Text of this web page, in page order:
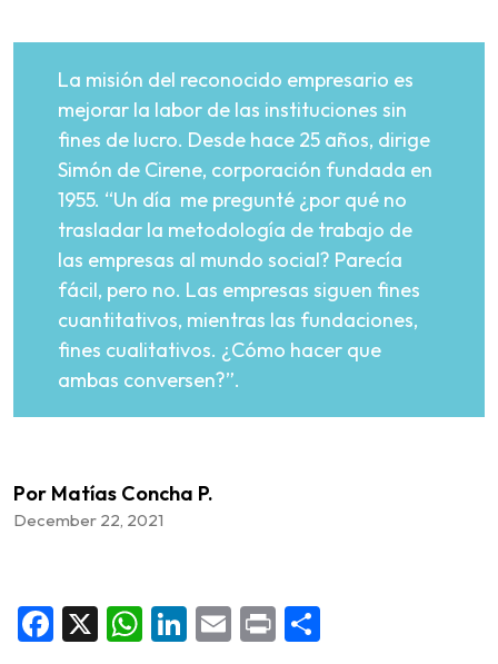
La misión del reconocido empresario es
mejorar la labor de las instituciones sin
fines de lucro. Desde hace 25 años, dirige
Simón de Cirene, corporación fundada en
1955. “Un día me pregunté ¿por qué no
trasladar la metodología de trabajo de
las empresas al mundo social? Parecía
fácil, pero no. Las empresas siguen fines
cuantitativos, mientras las fundaciones,
fines cualitativos. ¿Cómo hacer que
ambas conversen?”.
Por Matías Concha P.
December 22, 2021
Facebook
X WhatsApp
LinkedIn
Email
Print